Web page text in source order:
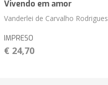
Vivendo em amor
Vanderlei de Carvalho Rodrigues
IMPRESO
€ 24,70